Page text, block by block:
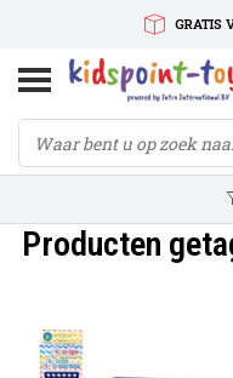
GRATIS
Producten